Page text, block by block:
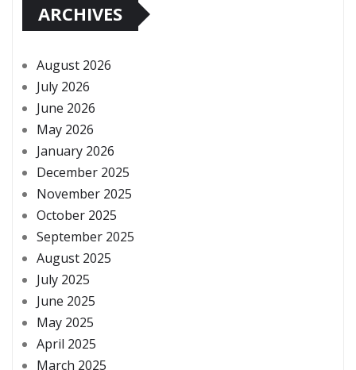
ARCHIVES
August 2026
July 2026
June 2026
May 2026
January 2026
December 2025
November 2025
October 2025
September 2025
August 2025
July 2025
June 2025
May 2025
April 2025
March 2025